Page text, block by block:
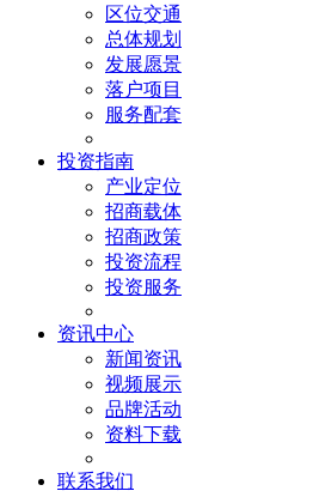
区位交通
总体规划
发展愿景
落户项目
服务配套
投资指南
产业定位
招商载体
招商政策
投资流程
投资服务
资讯中心
新闻资讯
视频展示
品牌活动
资料下载
联系我们